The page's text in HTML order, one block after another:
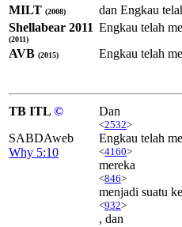
MILT (2008)
dan Engkau
Shellabear 2011
(2011)
Engkau telah
AVB (2015) Engkau telah
TB ITL ©
SABDAweb
Why 5:10
Dan
<2532>
Engkau telah
<4160>
mereka
<846>
menjadi suatu
<932>
, dan